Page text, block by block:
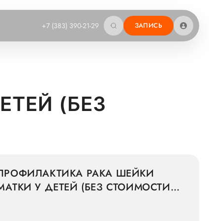
+7 (383) 390-21-29 ЗАПИСЬ
(БЕЗ
РАКА ШЕЙКИ
У ДЕТЕЙ (БЕЗ СТОИМОСТИ